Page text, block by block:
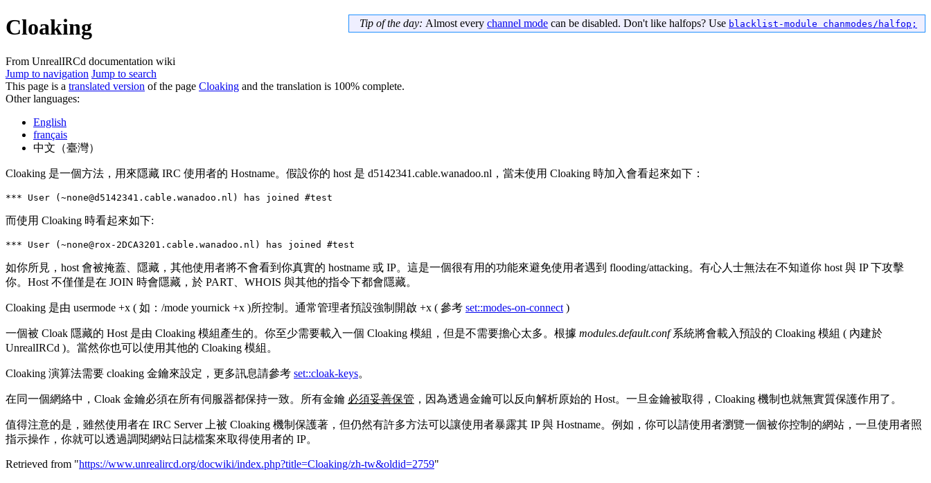
Tip of the day: Almost every channel mode can be disabled. Don't like halfops? Use blacklist-module chanmodes/halfop;
Cloaking
From UnrealIRCd documentation wiki
Jump to navigation Jump to search
This page is a translated version of the page Cloaking and the translation is 100% complete.
Other languages:
English
français
中文（臺灣）
Cloaking 是一個方法，用來隱藏 IRC 使用者的 Hostname。假設你的 host 是 d5142341.cable.wanadoo.nl，當未使用 Cloaking 時加入會看起來如下：
*** User ( ~none@d5142341.cable.wanadoo.nl ) has joined #test
而使用 Cloaking 時看起來如下:
*** User ( ~none@rox-2DCA3201.cable.wanadoo.nl ) has joined #test
如你所見，host 會被掩蓋、隱藏，其他使用者將不會看到你真實的 hostname 或 IP。這是一個很有用的功能來避免使用者遇到 flooding/attacking。有心人士無法在不知道你 host 與 IP 下攻擊
你。Host 不僅僅是在 JOIN 時會隱藏，於 PART、WHOIS 與其他的指令下都會隱藏。
Cloaking 是由 usermode +x ( 如：/mode yournick +x )所控制。通常管理者預設強制開啟 +x ( 參考 set::modes-on-connect )
一個被 Cloak 隱藏的 Host 是由 Cloaking 模組產生的。你至少需要載入一個 Cloaking 模組，但是不需要擔心太多。根據 modules.default.conf系統將會載入預設的 Cloaking 模組 ( 內建於
UnrealIRCd )。當然你也可以使用其他的 Cloaking 模組。
Cloaking 演算法需要 cloaking 金鑰來設定，更多訊息請參考 set::cloak-keys。
在同一個網絡中，Cloak 金鑰必須在所有伺服器都保持一致。所有金鑰 必須妥善保管 ，因為透過金鑰可以反向解析原始的 Host。一旦金鑰被取得，Cloaking 機制也就無實質保護作用了。
值得注意的是，雖然使用者在 IRC Server 上被 Cloaking 機制保護著，但仍然有許多方法可以讓使用者暴露其 IP 與 Hostname。例如，你可以請使用者瀏覽一個被你控制的網站，一旦使用者照
指示操作，你就可以透過調閱網站日誌檔案來取得使用者的 IP。
Retrieved from "https://www.unrealircd.org/docwiki/index.php?title=Cloaking/zh-tw&oldid=2759"